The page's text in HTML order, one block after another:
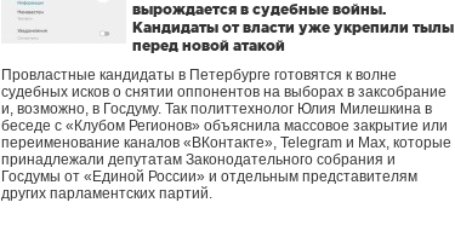
вырождается в судебные войны.
Кандидаты от власти уже укрепили тылы
перед новой атакой
Провластные кандидаты в Петербурге готовятся к волне
судебных исков о снятии оппонентов на выборах в заксобрание
и, возможно, в Госдуму. Так политтехнолог Юлия Милешкина в
беседе с «Клубом Регионов» объяснила массовое закрытие или
переименование каналов «ВКонтакте», Telegram и Max, которые
принадлежали депутатам Законодательного собрания и
Госдумы от «Единой России» и отдельным представителям
других парламентских партий.